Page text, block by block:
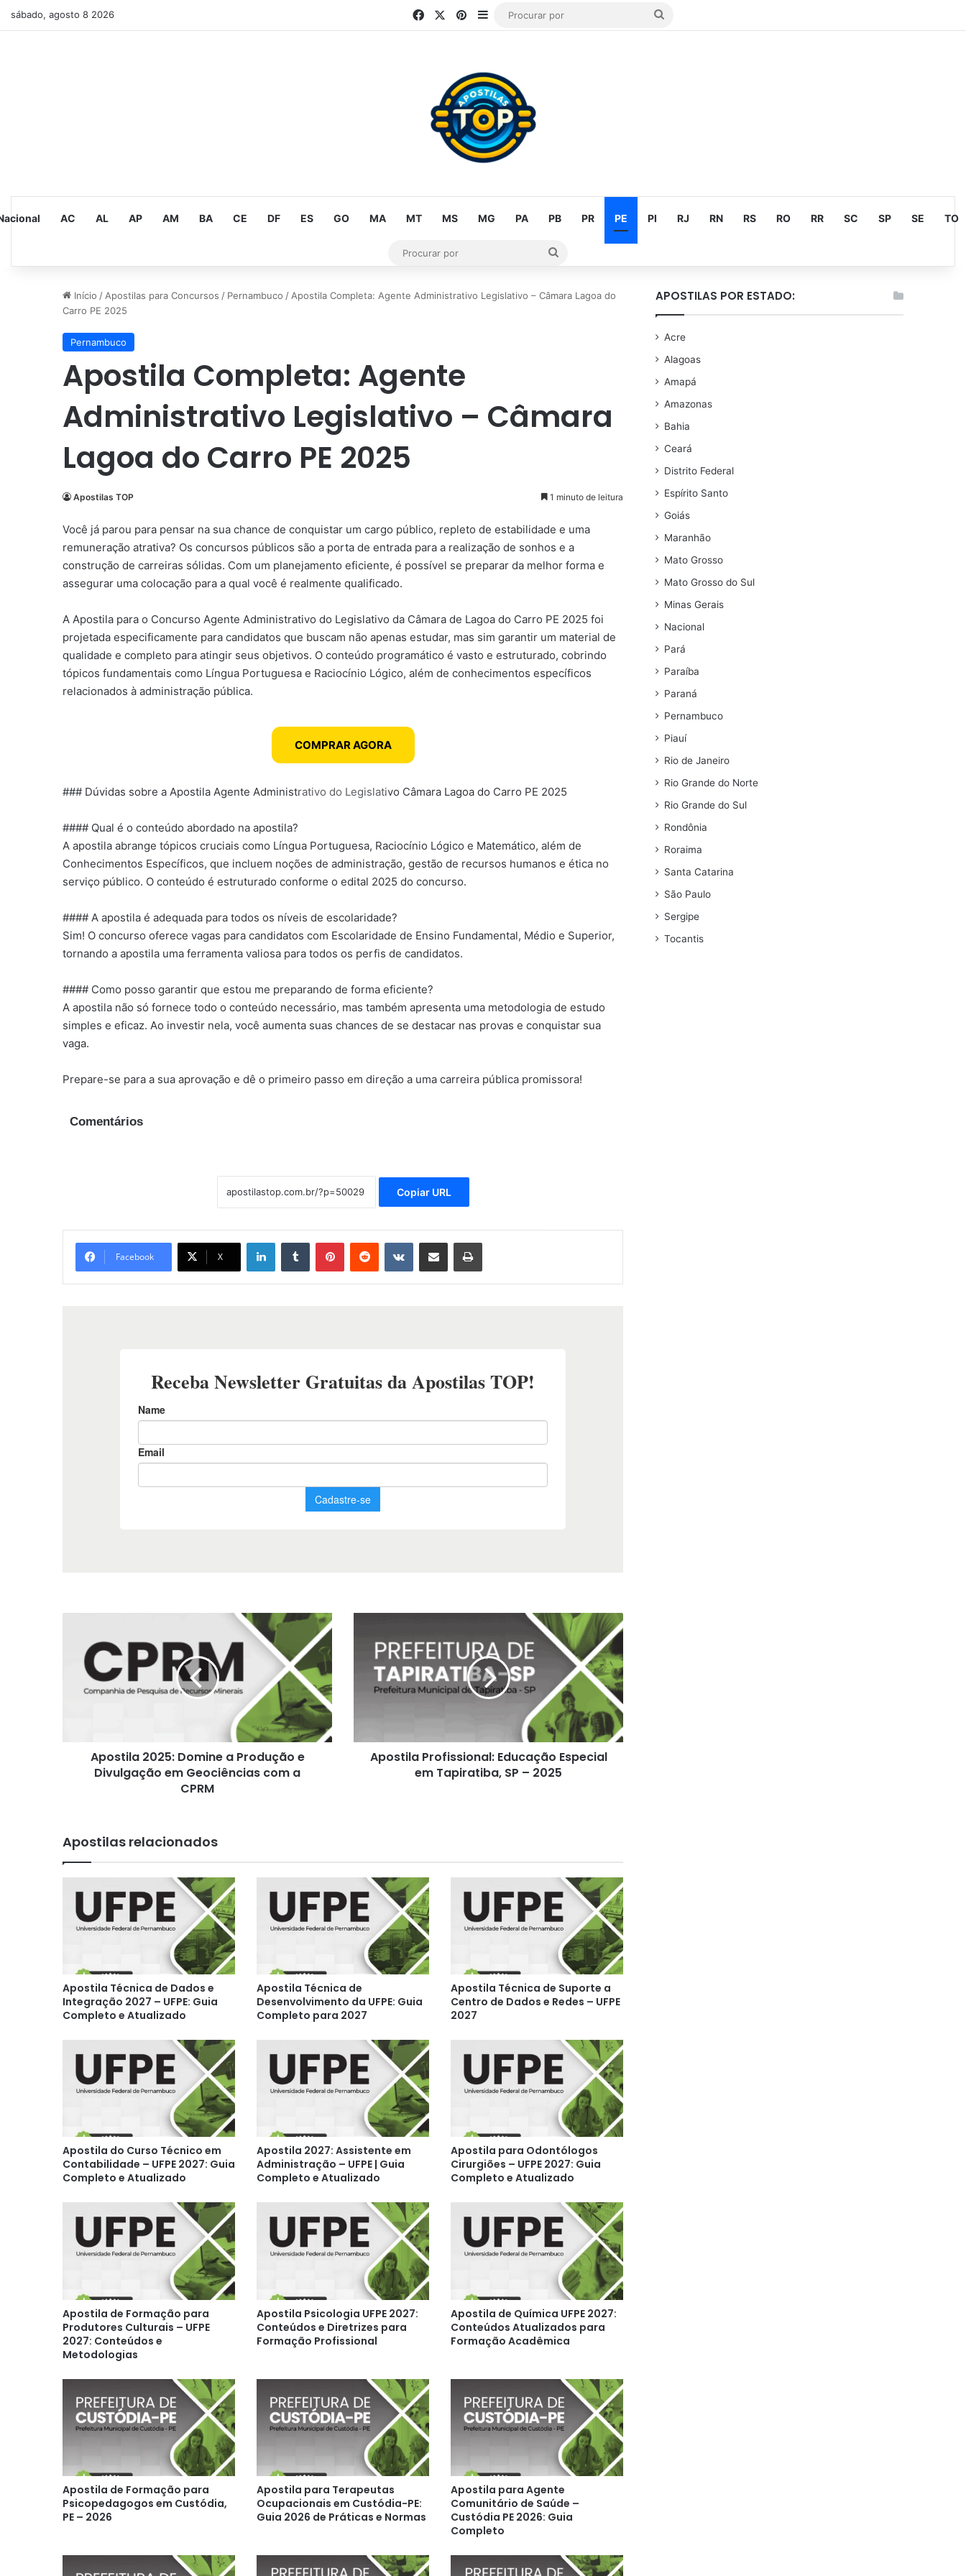
sábado, agosto 8 2026 FacebookPinterest
Barra Lateral
Procurar
AC AL AP AM BA CE DF ES GO MA MT MS MG PA PB PR PE PI RJ RN RS RO RR SC SP SE TO
Procurar
Início / Apostilas para Concursos / Pernambuco / Apostila Completa: Agente Administrativo Legislativo – Câmara Lagoa do
Carro PE 2025
Pernambuco
Apostila Completa: Agente
Administrativo Legislativo – Câmara
Lagoa do Carro PE 2025
Apostilas TOP 1 minuto de leitura
Você já parou para pensar na sua chance de conquistar um cargo público, repleto de estabilidade e uma
remuneração atrativa? Os concursos públicos são a porta de entrada para a realização de sonhos e a
construção de carreiras sólidas. Com um planejamento eficiente, é possível se preparar da melhor forma e
assegurar uma colocação para a qual você é realmente qualificado.
A Apostila para o Concurso Agente Administrativo do Legislativo da Câmara de Lagoa do Carro PE 2025 foi
projetada especificamente para candidatos que buscam não apenas estudar, mas sim garantir um material de
qualidade e completo para atingir seus objetivos. O conteúdo programático é vasto e estruturado, cobrindo
tópicos fundamentais como Língua Portuguesa e Raciocínio Lógico, além de conhecimentos específicos
relacionados à administração pública.
COMPRAR AGORA
### Dúvidas sobre a Apostila Agente Administrativo do Legislativo Câmara Lagoa do Carro PE 2025
#### Qual é o conteúdo abordado na apostila?
A apostila abrange tópicos cruciais como Língua Portuguesa, Raciocínio Lógico e Matemático, além de
Conhecimentos Específicos, que incluem noções de administração, gestão de recursos humanos e ética no
serviço público. O conteúdo é estruturado conforme o edital 2025 do concurso.
#### A apostila é adequada para todos os níveis de escolaridade?
Sim! O concurso oferece vagas para candidatos com Escolaridade de Ensino Fundamental, Médio e Superior,
tornando a apostila uma ferramenta valiosa para todos os perfis de candidatos.
#### Como posso garantir que estou me preparando de forma eficiente?
A apostila não só fornece todo o conteúdo necessário, mas também apresenta uma metodologia de estudo
simples e eficaz. Ao investir nela, você aumenta suas chances de se destacar nas provas e conquistar sua
vaga.
Prepare-se para a sua aprovação e dê o primeiro passo em direção a uma carreira pública promissora!
Comentários
Copiar URL
Facebook X
LinkedinTumblr PinterestReddit VK Compartilhar via e-mail Imprimir
Domine
Produção
Apostila 2025: Domine a Produção e
Divulgação em Geociências com a
CPRM
Educação
Especial
Tapiratiba,
2025
Apostila Profissional: Educação Especial
em Tapiratiba, SP – 2025
Apostilas relacionados
Apostila Técnica de Dados e
Integração 2027 – UFPE: Guia
Completo e Atualizado
Apostila Técnica de
Desenvolvimento da UFPE: Guia
Completo para 2027
Apostila Técnica de Suporte a
Centro de Dados e Redes – UFPE
2027
Apostila do Curso Técnico em
Contabilidade – UFPE 2027: Guia
Completo e Atualizado
Apostila 2027: Assistente em
Administração – UFPE | Guia
Completo e Atualizado
Apostila para Odontólogos
Cirurgiões – UFPE 2027: Guia
Completo e Atualizado
Apostila de Formação para
Produtores Culturais – UFPE
2027: Conteúdos e
Metodologias
Apostila Psicologia UFPE 2027:
Conteúdos e Diretrizes para
Formação Profissional
Apostila de Química UFPE 2027:
Conteúdos Atualizados para
Formação Acadêmica
Apostila de Formação para
Psicopedagogos em Custódia,
PE – 2026
Apostila para Terapeutas
Ocupacionais em Custódia-PE:
Guia 2026 de Práticas e Normas
Apostila para Agente
Comunitário de Saúde –
Custódia PE 2026: Guia
Completo
APOSTILAS POR ESTADO:
Acre
Alagoas
Amapá
Amazonas
Bahia
Ceará
Distrito Federal
Espírito Santo
Goiás
Maranhão
Mato Grosso
Mato Grosso do Sul
Minas Gerais
Nacional
Pará
Paraíba
Paraná
Pernambuco
Piauí
Rio de Janeiro
Rio Grande do Norte
Rio Grande do Sul
Rondônia
Roraima
Santa Catarina
São Paulo
Sergipe
Tocantis